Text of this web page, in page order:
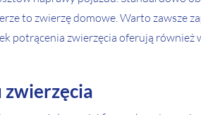
to zwierzę domowe. Warto zawsze
potrącenia zwierzęcia oferują również
zwierzęcia